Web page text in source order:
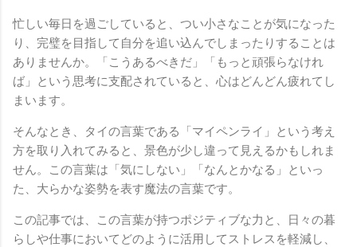
忙しい毎日を過ごしていると、つい小さなことが気になった
り、完璧を目指して自分を追い込んでしまったりすることは
ありませんか。「こうあるべきだ」「もっと頑張らなけれ
ば」という思考に支配されていると、心はどんどん疲れてし
まいます。
そんなとき、タイの言葉である「マイペンライ」という考え
方を取り入れてみると、景色が少し違って見えるかもしれま
せん。この言葉は「気にしない」「なんとかなる」といっ
た、大らかな姿勢を表す魔法の言葉です。
この記事では、この言葉が持つポジティブな力と、日々の暮
らしや仕事においてどのように活用してストレスを軽減し、